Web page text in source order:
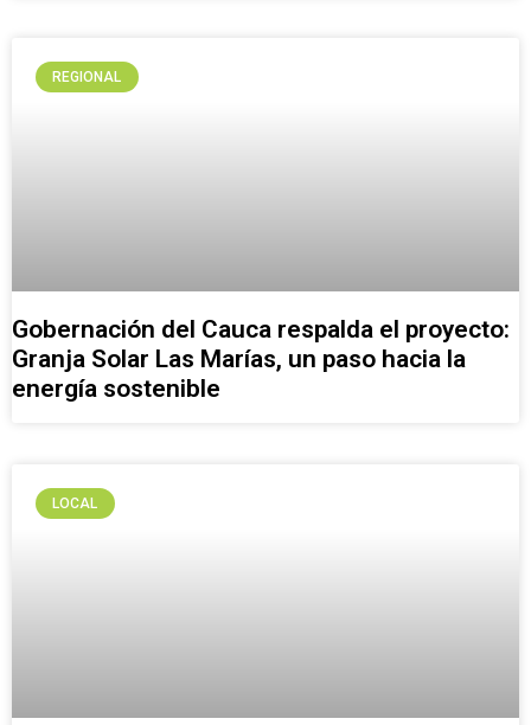
REGIONAL
Gobernación del Cauca respalda el proyecto:
Granja Solar Las Marías, un paso hacia la
energía sostenible
LOCAL